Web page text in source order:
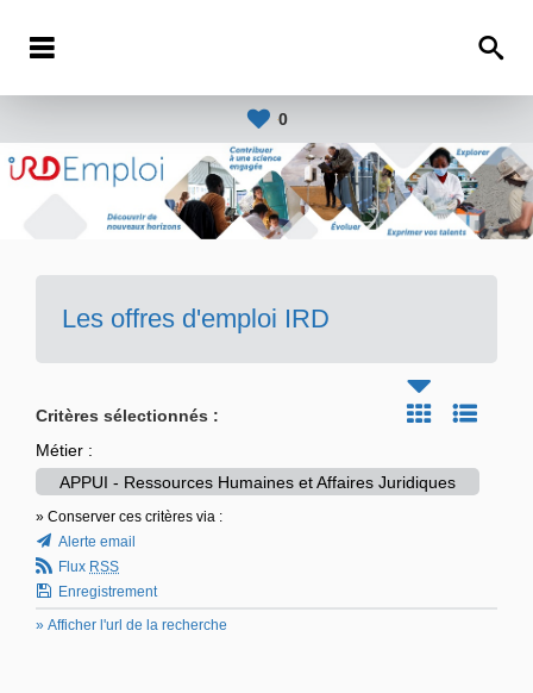
0
Les offres d'emploi IRD
Critères sélectionnés :
Métier :
APPUI - Ressources Humaines et Affaires Juridiques
» Conserver ces critères via :
Alerte email
Flux RSS
Enregistrement
» Afficher l'url de la recherche